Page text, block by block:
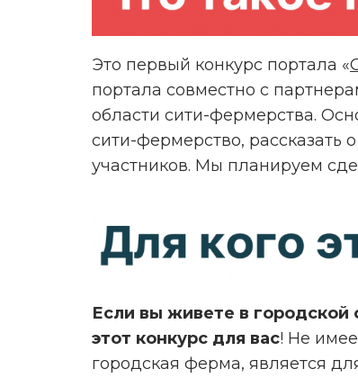
Это первый конкурс портала «
портала совместно с
области сити-фермерства.
сити-фермерство, рассказать
участников. Мы планируем
Если вы живете в
этот конкурс для вас! Не
городская ферма, является